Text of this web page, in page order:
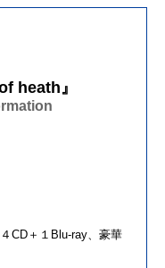
heath』
CD＋１Blu-ray、豪華